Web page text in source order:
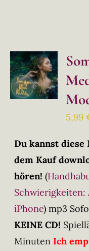
5,99
Du kannst diese
dem Kauf
hören! (
iPhone) mp3
KEINE CD!
Minuten Ich